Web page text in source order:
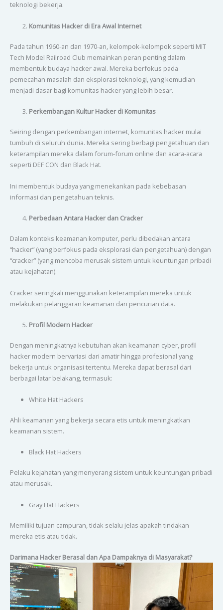
teknologi bekerja.
Komunitas Hacker di Era Awal Internet
Pada tahun 1960-an dan 1970-an, kelompok-kelompok seperti MIT
Tech Model Railroad Club memainkan peran penting dalam
membentuk budaya hacker awal. Mereka berfokus pada
pemecahan masalah dan eksplorasi teknologi, yang kemudian
menjadi dasar bagi komunitas hacker yang lebih besar.
Perkembangan Kultur Hacker di Komunitas
Seiring dengan perkembangan internet, komunitas hacker mulai
tumbuh di seluruh dunia. Mereka sering berbagi pengetahuan dan
keterampilan mereka dalam forum-forum online dan acara-acara
seperti DEF CON dan Black Hat.
Ini membentuk budaya yang menekankan pada kebebasan
informasi dan pengetahuan teknis.
Perbedaan Antara Hacker dan Cracker
Dalam konteks keamanan komputer, perlu dibedakan antara
“hacker” (yang berfokus pada eksplorasi dan pengetahuan) dengan
“cracker” (yang mencoba merusak sistem untuk keuntungan pribadi
atau kejahatan).
Cracker seringkali menggunakan keterampilan mereka untuk
melakukan pelanggaran keamanan dan pencurian data.
Profil Modern Hacker
Dengan meningkatnya kebutuhan akan keamanan cyber, profil
hacker modern bervariasi dari amatir hingga profesional yang
bekerja untuk organisasi tertentu. Mereka dapat berasal dari
berbagai latar belakang, termasuk:
White Hat Hackers
Ahli keamanan yang bekerja secara etis untuk meningkatkan
keamanan sistem.
Black Hat Hackers
Pelaku kejahatan yang menyerang sistem untuk keuntungan pribadi
atau merusak.
Gray Hat Hackers
Memiliki tujuan campuran, tidak selalu jelas apakah tindakan
mereka etis atau tidak.
Darimana Hacker Berasal dan Apa Dampaknya di Masyarakat?